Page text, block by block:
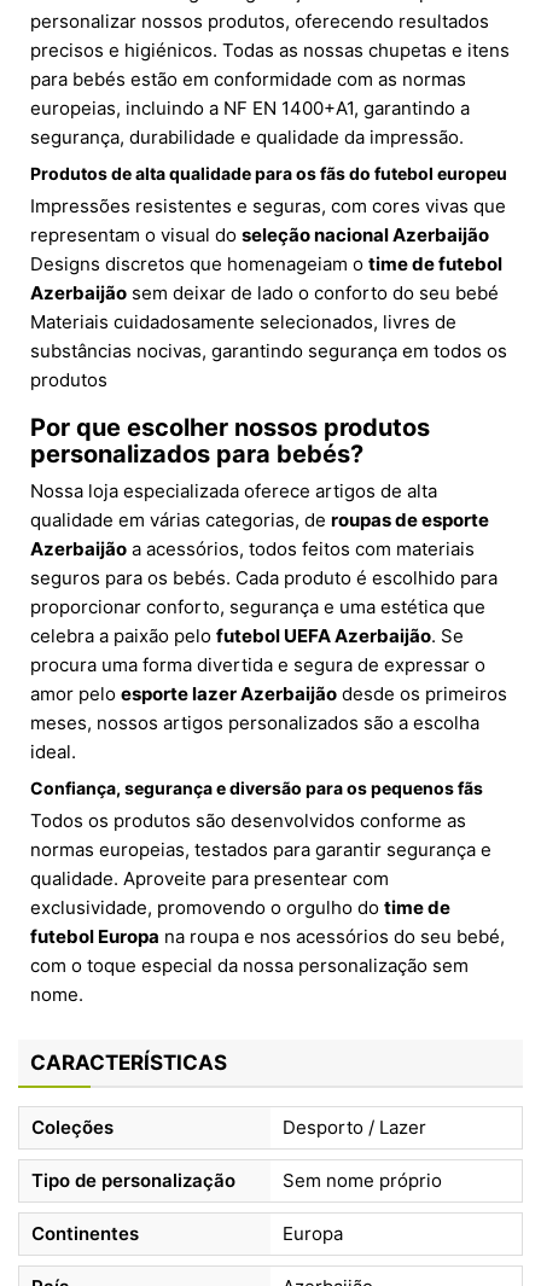
personalizar nossos produtos, oferecendo resultados
precisos e higiénicos. Todas as nossas chupetas e itens
para bebés estão em conformidade com as normas
europeias, incluindo a NF EN 1400+A1, garantindo a
segurança, durabilidade e qualidade da impressão.
Produtos de alta qualidade para os fãs do futebol europeu
Impressões resistentes e seguras, com cores vivas que
representam o visual do seleção nacional Azerbaijão
Designs discretos que homenageiam o time de futebol
Azerbaijão sem deixar de lado o conforto do seu bebé
Materiais cuidadosamente selecionados, livres de
substâncias nocivas, garantindo segurança em todos os
produtos
Por que escolher nossos produtos
personalizados para bebés?
Nossa loja especializada oferece artigos de alta
qualidade em várias categorias, de roupas de esporte
Azerbaijão a acessórios, todos feitos com materiais
seguros para os bebés. Cada produto é escolhido para
proporcionar conforto, segurança e uma estética que
celebra a paixão pelo futebol UEFA Azerbaijão. Se
procura uma forma divertida e segura de expressar o
amor pelo esporte lazer Azerbaijão desde os primeiros
meses, nossos artigos personalizados são a escolha
ideal.
Confiança, segurança e diversão para os pequenos fãs
Todos os produtos são desenvolvidos conforme as
normas europeias, testados para garantir segurança e
qualidade. Aproveite para presentear com
exclusividade, promovendo o orgulho do time de
futebol Europa na roupa e nos acessórios do seu bebé,
com o toque especial da nossa personalização sem
nome.
CARACTERÍSTICAS
Coleções Desporto / Lazer
Tipo de personalização Sem nome próprio
Continentes Europa